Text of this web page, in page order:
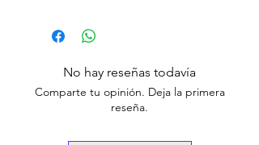
No hay reseñas todavía
Comparte tu opinión. Deja la primera
reseña.